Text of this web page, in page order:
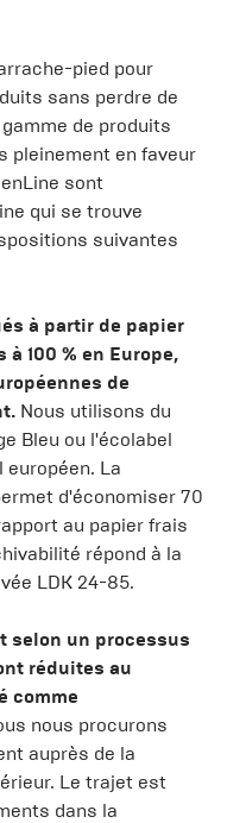
pied pour
sans perdre de
de produits
pleinement en faveur
sont
qui se trouve
suivantes
à partir de papier
100 % en Europe,
de
Nous utilisons du
Bleu ou l'écolabel
européen. La
d'économiser 70
au papier frais
répond à la
LDK 24-85.
selon un processus
réduites au
comme
nous procurons
auprès de la
Le trajet est
dans la